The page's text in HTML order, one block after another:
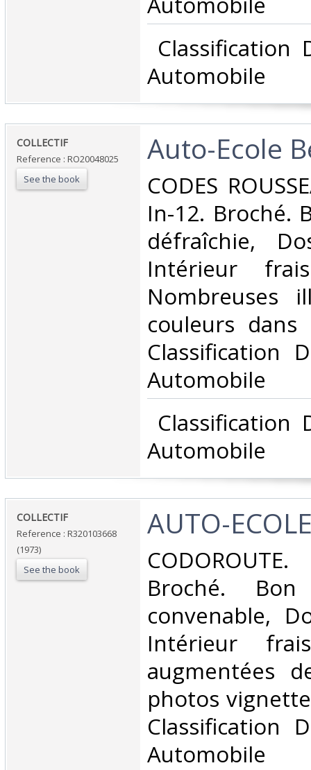
Classification
Automobile‎
‎COLLECTIF‎
Reference : RO20048025
See the book
‎Auto-Ecole
‎CODES
In-12. Broché.
défraîchie,
Intérieur
Nombreuses
couleurs
Classification
Automobile‎
Classification
Automobile‎
‎COLLECTIF‎
Reference : R320103668
(1973)
See the book
‎AUTO-
Broché.
convenable,
Intérieur
augmentées
photos
Classification
Automobile‎